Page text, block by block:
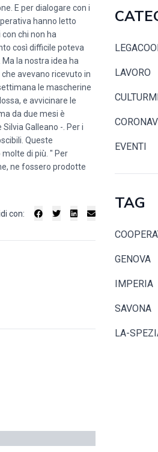
E per dialogare con i
hanno letto
chi non ha
così difficile poteva
la nostra idea ha
avevano ricevuto in
le mascherine
e avvicinare le
da due mesi è
Galleano -. Per i
Queste
di più. " Per
ne fossero prodotte
con:
LAVORO
EVENTI
TAG
GENOVA
IMPERIA
SAVONA
LA-